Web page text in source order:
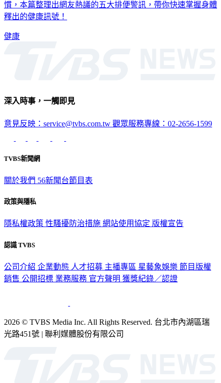
慣，本篇整理出網友熱議的五大排便警訊，帶你快速掌握身體
釋出的健康訊號！
健康
深入時事，一觸即見
意見反映：service@tvbs.com.tw 觀眾服務專線：02-2656-1599
TVBS新聞網
關於我們 56新聞台節目表
政策與隱私
隱私權政策 性騷擾防治措施 網站使用協定 版權宣告
認識 TVBS
公司介紹 企業動態 人才招募 主播專區 星藝象娛樂 節目版權
銷售 公開招標 業務服務 官方聲明 獲獎紀錄／認證
2026 © TVBS Media Inc. All Rights Reserved. 台北市內湖區瑞
光路451號 | 聯利媒體股份有限公司